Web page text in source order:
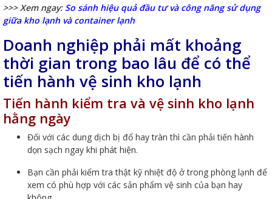
>>> Xem ngay: So sánh hiệu quả đầu tư và công năng sử dụng
giữa kho lạnh và container lạnh
Doanh nghiệp phải mất khoảng
thời gian trong bao lâu để có thể
tiến hành vệ sinh kho lạnh
Tiến hành kiểm tra và vệ sinh kho lạnh
hằng ngày
Đối với các dung dịch bị đổ hay tràn thì cần phải tiến hành
dọn sạch ngay khi phát hiện.
Bạn cần phải kiểm tra thật kỹ nhiệt độ ở trong phòng lạnh để
xem có phù hợp với các sản phẩm vệ sinh của bạn hay